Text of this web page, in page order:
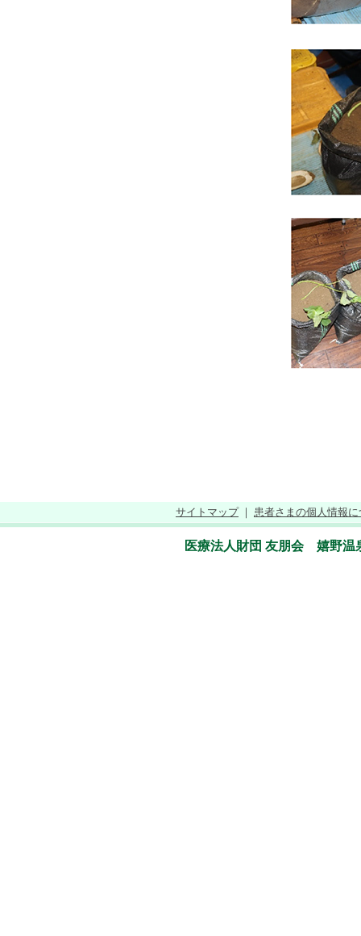
サイトマップ｜ 患者さまの個人情報に
医療法人財団 友朋会 嬉野温